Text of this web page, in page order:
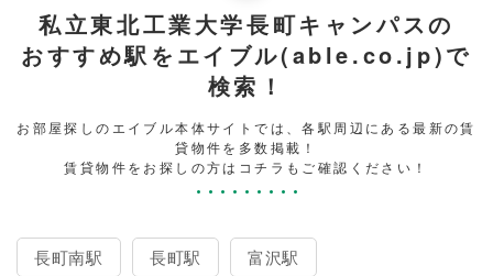
私立東北工業大学長町キャンパスの
おすすめ駅をエイブル(able.co.jp)で
検索！
お部屋探しのエイブル本体サイトでは、各駅周辺にある最新の賃
貸物件を多数掲載！
賃貸物件をお探しの方はコチラもご確認ください！
長町南駅 長町駅 富沢駅